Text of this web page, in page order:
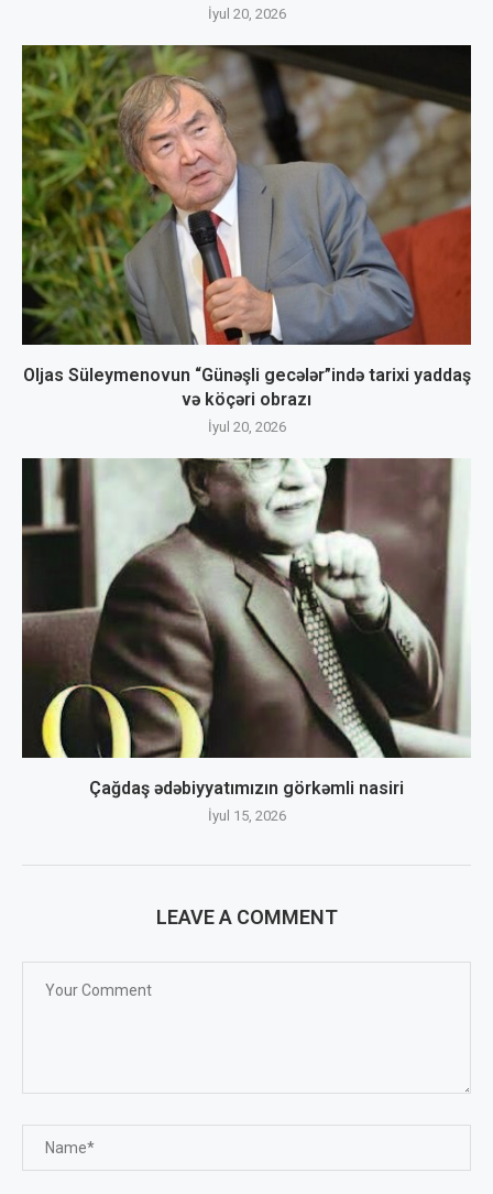
İyul 20, 2026
Oljas Süleymenovun “Günəşli gecələr”ində tarixi yaddaş
və köçəri obrazı
İyul 20, 2026
Çağdaş ədəbiyyatımızın görkəmli nasiri
İyul 15, 2026
LEAVE A COMMENT